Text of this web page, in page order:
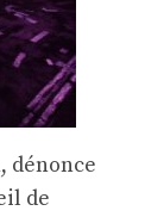
dénonce
de